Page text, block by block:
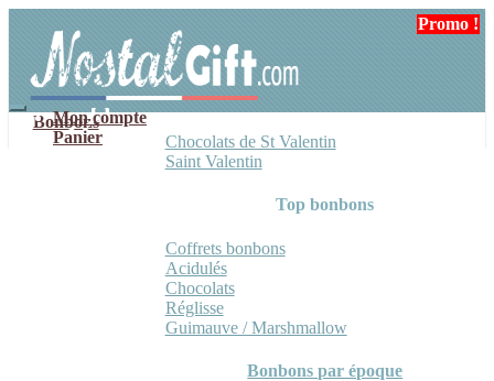
navigation
contenu
Mon compte
Panier
Bonbons
Chocolats de St Valentin
Saint Valentin
Top bonbons
Coffrets bonbons
Acidulés
Chocolats
Réglisse
Guimauve / Marshmallow
Bonbons par époque
Promo !
Promo !